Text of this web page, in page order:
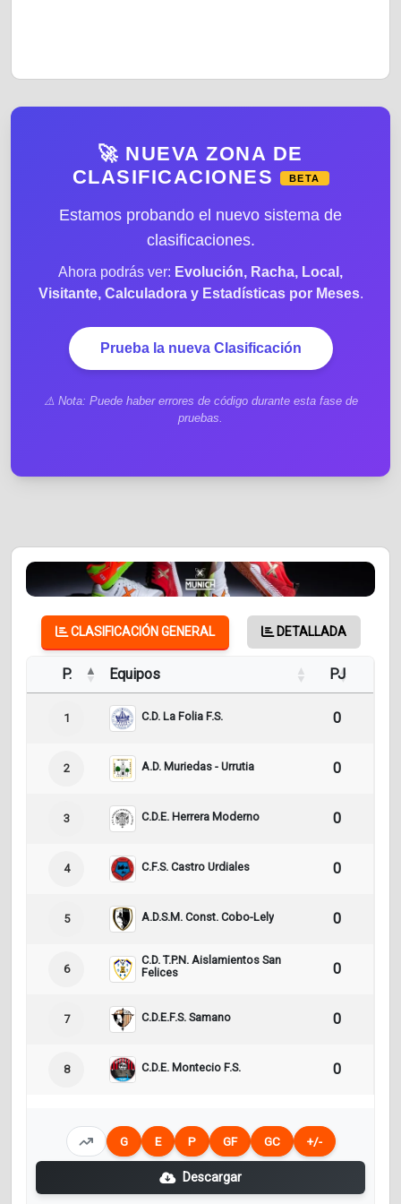
🚀 NUEVA ZONA DE
CLASIFICACIONES
BETA
Estamos probando el nuevo sistema de
clasificaciones.
Ahora podrás ver: Evolución, Racha, Local,
Visitante, Calculadora y Estadísticas por Meses.
Prueba la nueva Clasificación
⚠️ Nota: Puede haber errores de código durante esta fase de
pruebas.
CLASIFICACIÓN GENERAL DETALLADA
P. Equipos PJ
1 C.D. La Folia F.S. 0
2 A.D. Muriedas - Urrutia 0
3 C.D.E. Herrera Moderno 0
4 C.F.S. Castro Urdiales 0
5 A.D.S.M. Const. Cobo-Lely 0
6
C.D. T.P.N. Aislamientos San
Felices
0
7 C.D.E.F.S. Samano 0
8 C.D.E. Montecio F.S. 0
G E P GF GC +/-
Descargar